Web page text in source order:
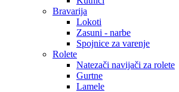
Bravarija
Lokoti
Zasuni - narbe
Spojnice za varenje
Rolete
Natezači navijači za rolete
Gurtne
Lamele